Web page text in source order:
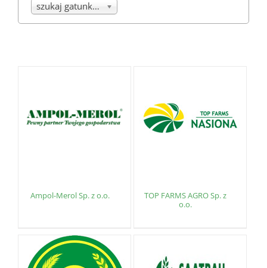
szukaj gatunku/mieszanki
Ampol-Merol Sp. z o.o.
TOP FARMS AGRO Sp. z
o.o.